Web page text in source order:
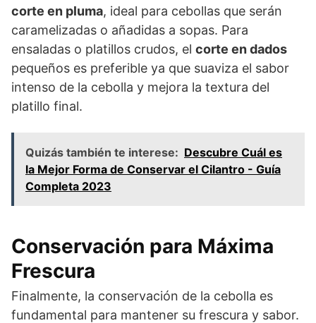
corte en pluma, ideal para cebollas que serán
caramelizadas o añadidas a sopas. Para
ensaladas o platillos crudos, el corte en dados
pequeños es preferible ya que suaviza el sabor
intenso de la cebolla y mejora la textura del
platillo final.
Quizás también te interese: Descubre Cuál es
la Mejor Forma de Conservar el Cilantro - Guía
Completa 2023
Conservación para Máxima
Frescura
Finalmente, la conservación de la cebolla es
fundamental para mantener su frescura y sabor.